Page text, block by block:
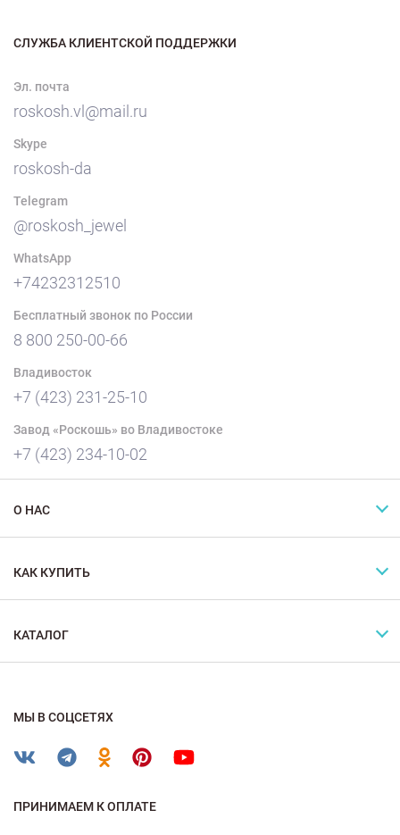
СЛУЖБА КЛИЕНТСКОЙ ПОДДЕРЖКИ
Эл. почта
roskosh.vl@mail.ru
Skype
roskosh-da
Telegram
@roskosh_jewel
WhatsApp
+74232312510
Бесплатный звонок по России
8 800 250-00-66
Владивосток
+7 (423) 231-25-10
Завод «Роскошь» во Владивостоке
+7 (423) 234-10-02
О НАС
КАК КУПИТЬ
КАТАЛОГ
МЫ В СОЦСЕТЯХ
ПРИНИМАЕМ К ОПЛАТЕ